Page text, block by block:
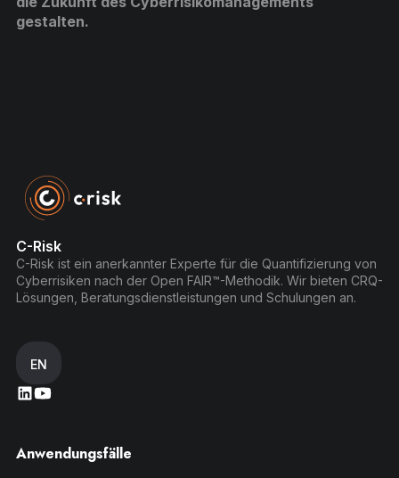
gestalten.
C-Risk
C-Risk ist ein anerkannter Experte für die Quantifizierung von
Cyberrisiken nach der Open FAIR™-Methodik. Wir bieten CRQ-
Lösungen, Beratungsdienstleistungen und Schulungen an.
EN
Anwendungsfälle